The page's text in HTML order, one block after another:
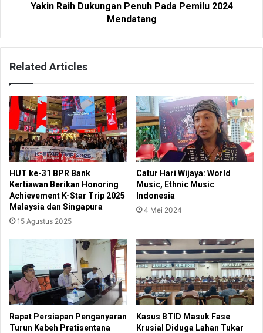
Yakin Raih Dukungan Penuh Pada Pemilu 2024
Mendatang
Related Articles
HUT ke-31 BPR Bank
Kertiawan Berikan Honoring
Achievement K-Star Trip 2025
Malaysia dan Singapura
15 Agustus 2025
Catur Hari Wijaya: World
Music, Ethnic Music
Indonesia
4 Mei 2024
Rapat Persiapan Penganyaran
Turun Kabeh Pratisentana
Kasus BTID Masuk Fase
Krusial Diduga Lahan Tukar